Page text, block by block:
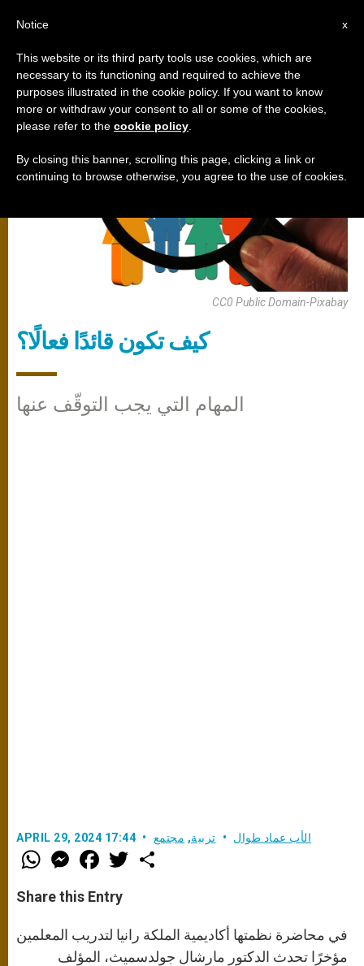
تربية,مجتمع
CC0 Public Domain-Pixabay
كيف تكون قائدًا فعالًا؟
المهام التي يجب التوقّف عنها
APRIL 29, 2024 17:44 الأب عماد طوال تربية, مجتمع
W
h
t
s
p
p
M
e
s
e
e
r
F
a
e
b
o
k
w
Share this Entry
في محاضرة نظمتها أكاديمية الملكة رانيا لتدريب المعلمين
مؤخرًا تحدث الدكتور مارشال جولدسميث، المؤلف
x
Notice
This website or its third party tools use cookies, which are
necessary to its functioning and required to achieve the
purposes illustrated in the cookie policy. If you want to know
more or withdraw your consent to all or some of the cookies,
please refer to the cookie policy
By closing this banner, scrolling this page, clicking a link or
continuing to browse otherwise, you agree to the use of cookies.